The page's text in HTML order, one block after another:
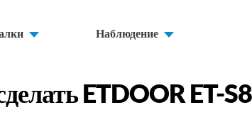
Наблюдение
ETDOOR ET-